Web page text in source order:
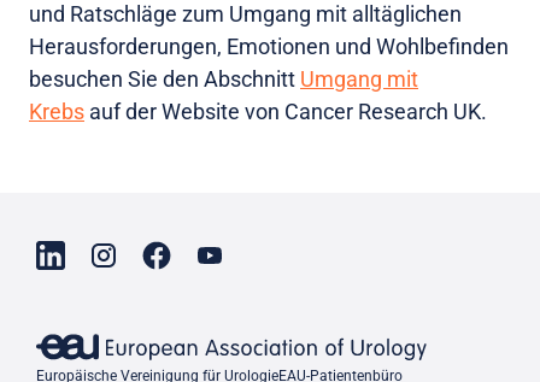
und Ratschläge zum Umgang mit alltäglichen
Herausforderungen, Emotionen und Wohlbefinden
besuchen Sie den Abschnitt Umgang mit
Krebs auf der Website von Cancer Research UK.
Europäische Vereinigung für UrologieEAU-Patientenbüro